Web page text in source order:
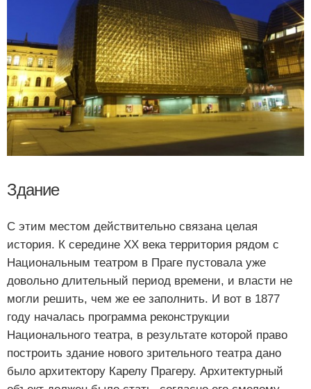
Здание
С этим местом действительно связана целая
история. К середине XX века территория рядом с
Национальным театром в Праге пустовала уже
довольно длительный период времени, и власти не
могли решить, чем же ее заполнить. И вот в 1877
году началась программа реконструкции
Национального театра, в результате которой право
построить здание нового зрительного театра дано
было архитектору Карелу Прагеру. Архитектурный